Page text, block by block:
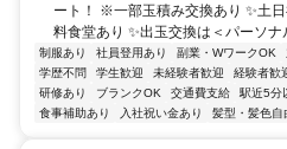
ート！ ※一部玉積み交換あり ✨土
料食堂あり ✨出玉交換は＜パーソ
制服あり 社員登用あり 副業・WワークOK
学歴不問
学生歓迎 未経験者歓迎 経験者歓
研修あり
ブランクOK 交通費支給 駅近5分
食事補助あり
入社祝い金あり 髪型・髪色自